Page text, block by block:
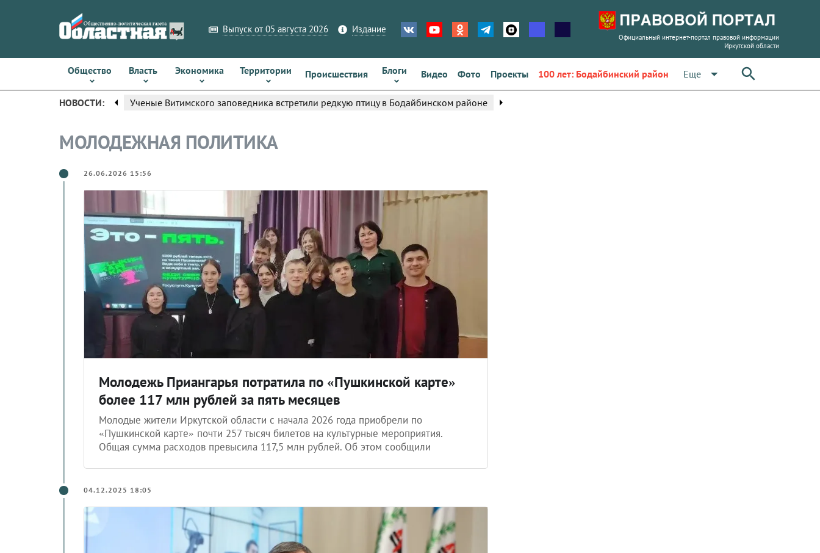
Выпуск от 05 августа 2026 Издание
Официальный интернет-портал правовой информации
Иркутской области
Общество Власть Экономика Территории Происшествия Блоги Видео Фото Проекты 100 лет: Бодайбинский район Еще arrow_drop_down
НОВОСТИ: arrow_left Ученые Витимского заповедника встретили редкую птицу в Бодайбинском районе arrow_right
МОЛОДЕЖНАЯ ПОЛИТИКА
26.06.2026 15:56
Молодежь Приангарья потратила по «Пушкинской карте»
более 117 млн рублей за пять месяцев
Молодые жители Иркутской области с начала 2026 года приобрели по
«Пушкинской карте» почти 257 тысяч билетов на культурные мероприятия.
Общая сумма расходов превысила 117,5 млн рублей. Об этом сообщили
04.12.2025 18:05